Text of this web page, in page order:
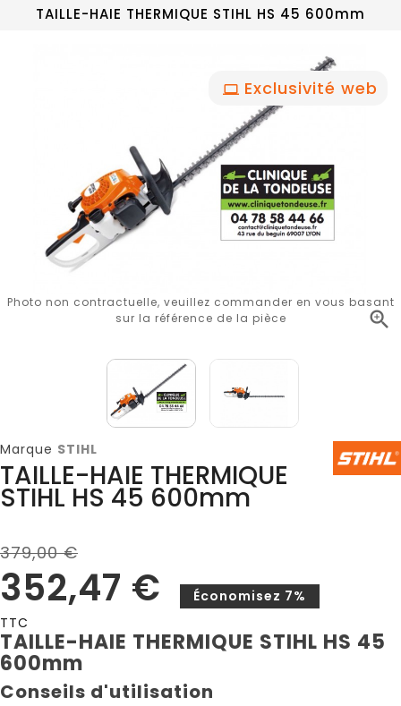
TAILLE-HAIE THERMIQUE STIHL HS 45 600mm
Exclusivité web

Photo non contractuelle, veuillez commander en vous basant
sur la référence de la pièce
Marque STIHL
TAILLE-HAIE THERMIQUE
STIHL HS 45 600mm
379,00 €
352,47 €
Économisez 7%
TTC
TAILLE-HAIE THERMIQUE STIHL HS 45
600mm
Conseils d'utilisation